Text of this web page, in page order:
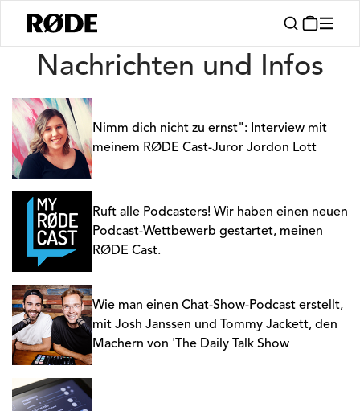
Nachrichten
Nachrichten und Infos
Nimm dich nicht zu ernst": Interview mit
meinem RØDE Cast-Juror Jordon Lott
Ruft alle Podcasters! Wir haben einen neuen
Podcast-Wettbewerb gestartet, meinen
RØDE Cast.
Wie man einen Chat-Show-Podcast erstellt,
mit Josh Janssen und Tommy Jackett, den
Machern von 'The Daily Talk Show